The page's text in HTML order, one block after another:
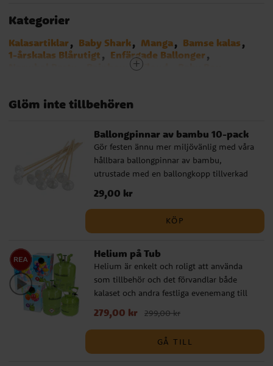
Kategorier
Kalasartiklar Baby Shark Manga
Bamse kalas
1-årskalas Blårutigt
Enfärgade Ballonger
Rainbow & Cloud
Ballonger
Teman Dekorationer
Glöm inte tillbehören
Ballongpinnar av bambu 10-pack
Gör festen ännu mer miljövänlig med våra
hållbara ballongpinnar av bambu,
utrustade med en ballongkopp tillverkad
av biologiskt nedbrytbar plast. Ett perfekt
komplement till ballongerna, oavsett om
det är kalas, fest eller andra högtider.
Pinnarna är cirka 36 cm långa och erbjuder
tar hänsyn till miljön.
Pris:29,00 kr
29,00 kr
KÖP
Helium på Tub
Helium är enkelt och roligt att använda
som tillbehör och det förvandlar både
kalaset och andra festliga evenemang till
något alldeles extra. Du kan göra kreativa
arrangemang, fylla siffer- eller
mera. Alla ballonger vi säljer fungerar bra
Nuvarande pris:279,00 kr
279,00 kr 299,00 kr
GÅ TILL